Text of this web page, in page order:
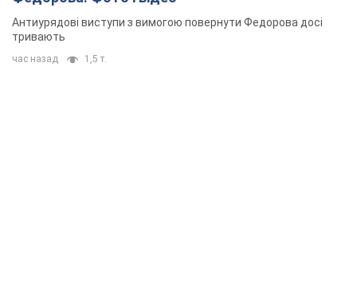
Антиурядові виступи з вимогою повернути Федорова досі
тривають
час назад 1,5 т.